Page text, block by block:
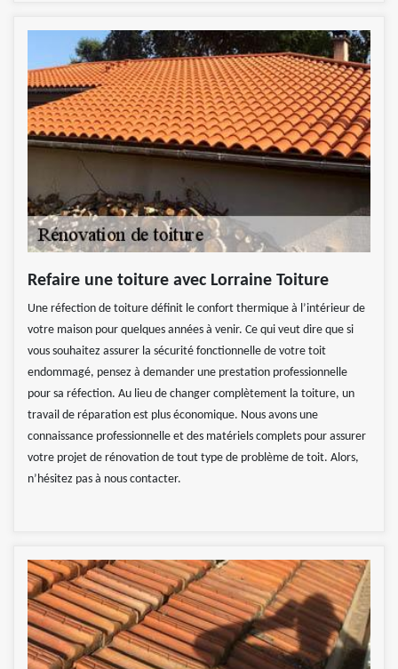
Refaire une toiture avec Lorraine Toiture
Une réfection de toiture définit le confort thermique à l’intérieur de
votre maison pour quelques années à venir. Ce qui veut dire que si
vous souhaitez assurer la sécurité fonctionnelle de votre toit
endommagé, pensez à demander une prestation professionnelle
pour sa réfection. Au lieu de changer complètement la toiture, un
travail de réparation est plus économique. Nous avons une
connaissance professionnelle et des matériels complets pour assurer
votre projet de rénovation de tout type de problème de toit. Alors,
n’hésitez pas à nous contacter.